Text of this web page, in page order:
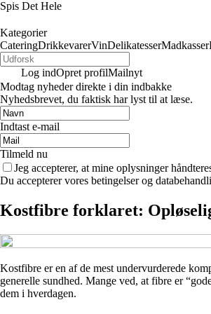
Spis Det Hele
Kategorier
CateringDrikkevarerVinDelikatesserMadkasser
Log indOpret profilMailnyt
Modtag nyheder direkte i din indbakke
Nyhedsbrevet, du faktisk har lyst til at læse.
Indtast e-mail
Tilmeld nu
Jeg accepterer, at mine oplysninger
Du accepterer vores betingelser og
Kostfibre forklaret:
Kostfibre er en af de mest undervurderede
generelle sundhed. Mange ved, at fibre er
dem i hverdagen.